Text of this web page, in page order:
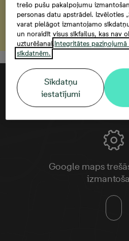
Uzzināt vairāk
Google maps
trešo pušu pakalpojumu
personas datu apstrādei. Izvēloties
varat pielāgot izmantojamo
un noraidīt visus sīkfailus, kas nav
uzturēšanai.Integritātes
sīkdatnēm.
Sīkdatņu
iestatījumi